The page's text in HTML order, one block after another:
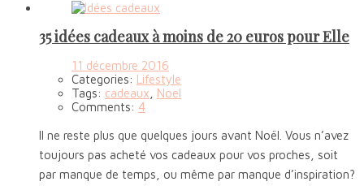
35 idées cadeaux à moins de 20 euros pour Elle
11 décembre 2016
Categories: Lifestyle
Tags: cadeaux
Noel
Comments: 4
Il ne reste plus que quelques jours avant Noël. Vous n’avez
toujours pas acheté vos cadeaux pour vos proches, soit
par manque de temps, ou même par manque d’inspiration?